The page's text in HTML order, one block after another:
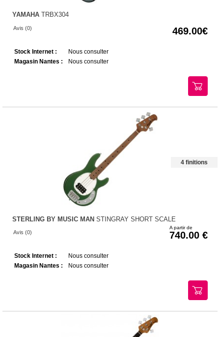
YAMAHA TRBX304
Avis (0) 469.00
Stock Internet :
Nous consulter
Magasin Nantes :
Nous consulter
4 finitions
STERLING BY MUSIC MAN STINGRAY SHORT SCALE
Avis (0)
A partir de
740.00
Stock Internet :
Nous consulter
Magasin Nantes :
Nous consulter